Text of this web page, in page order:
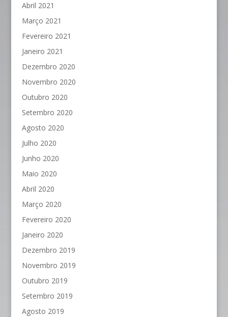
Abril 2021
Março 2021
Fevereiro 2021
Janeiro 2021
Dezembro 2020
Novembro 2020
Outubro 2020
Setembro 2020
Agosto 2020
Julho 2020
Junho 2020
Maio 2020
Abril 2020
Março 2020
Fevereiro 2020
Janeiro 2020
Dezembro 2019
Novembro 2019
Outubro 2019
Setembro 2019
Agosto 2019